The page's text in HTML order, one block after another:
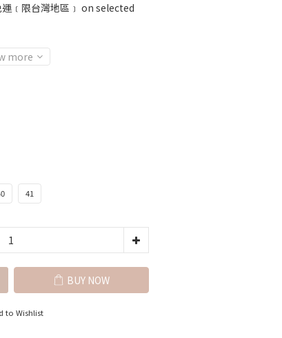
﹝限台灣地區﹞ on selected
more
41
BUY NOW
to Wishlist